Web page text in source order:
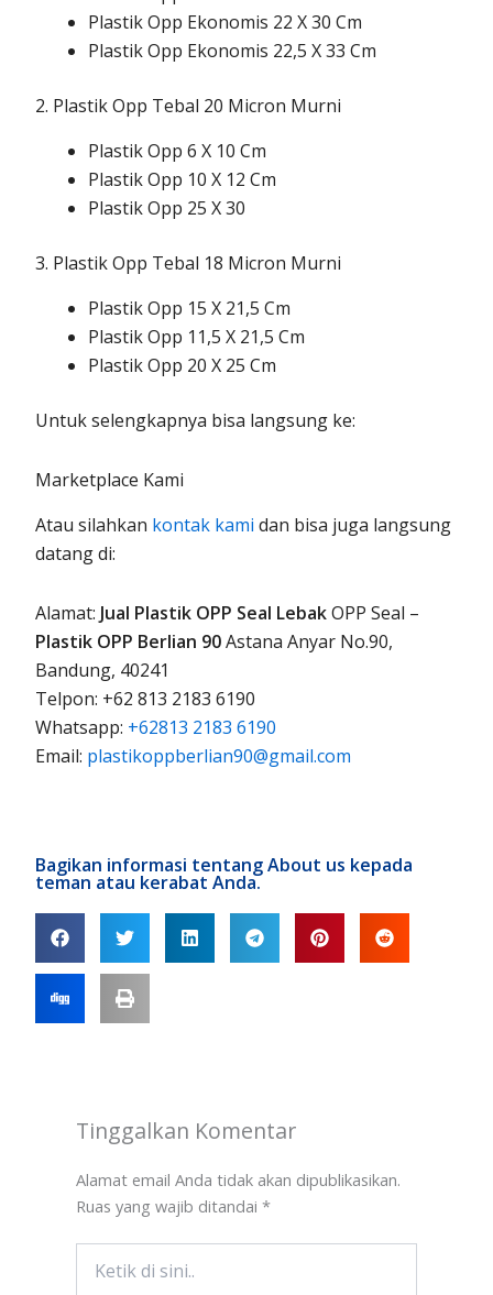
Plastik Opp Ekonomis 22 X 30 Cm
Plastik Opp Ekonomis 22,5 X 33 Cm
2. Plastik Opp Tebal 20 Micron Murni
Plastik Opp 6 X 10 Cm
Plastik Opp 10 X 12 Cm
Plastik Opp 25 X 30
3. Plastik Opp Tebal 18 Micron Murni
Plastik Opp 15 X 21,5 Cm
Plastik Opp 11,5 X 21,5 Cm
Plastik Opp 20 X 25 Cm
Untuk selengkapnya bisa langsung ke:
Marketplace Kami
Atau silahkan kontak kami dan bisa juga langsung
datang di:
Alamat: Jual Plastik OPP Seal LebakOPP Seal –
Plastik OPP Berlian 90Astana Anyar No.90,
Bandung, 40241
Telpon: +62 813 2183 6190
Whatsapp: +62813 2183 6190
Email: plastikoppberlian90@gmail.com
Bagikan informasi tentang About us kepada
teman atau kerabat Anda.
Tinggalkan Komentar
Alamat email Anda tidak akan dipublikasikan.
Ruas yang wajib ditandai *